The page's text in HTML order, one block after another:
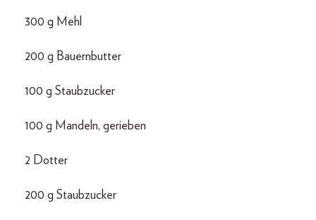
300 g Mehl
200 g Bauernbutter
100 g Staubzucker
100 g Mandeln, gerieben
2 Dotter
200 g Staubzucker